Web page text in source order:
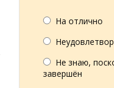
На отлично
Не знаю,
завершён